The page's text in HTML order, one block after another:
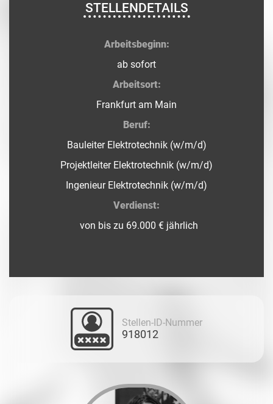
STELLENDETAILS
Arbeitsbeginn:
ab sofort
Arbeitsort:
Frankfurt am Main
Beruf:
Bauleiter Elektrotechnik (w/m/d)
Projektleiter Elektrotechnik (w/m/d)
Ingenieur Elektrotechnik (w/m/d)
Verdienst:
von bis zu 69.000 € jährlich
Stellen-ID-Nummer
918012